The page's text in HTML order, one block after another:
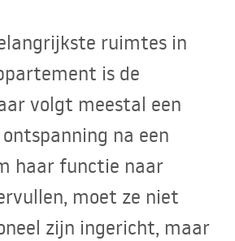
ruimtes in
is de
volgt meestal een
na een
haar functie naar
moet ze niet
zijn ingericht, maar